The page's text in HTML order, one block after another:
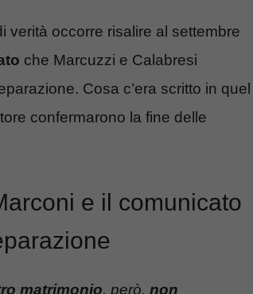
verità occorre risalire al settembre
che Marcuzzi e Calabresi
Cosa c’era scritto in quel
confermarono la fine delle
e il comunicato
matrimonio, però, non